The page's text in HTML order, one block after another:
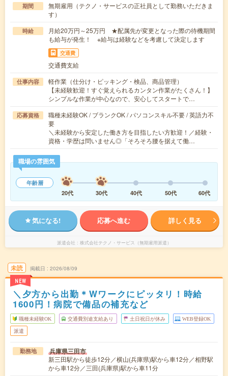
期間
無期雇用（テクノ・サービスの正社員として勤務いただきま
す）
時給
月給20万円～25万円 ★配属先が変更となった際の待機期間
も給与が発生！ ※給与は経験などを考慮して決定します
交通費
交通費支給
仕事内容
軽作業（仕分け・ピッキング・検品、商品管理）
【未経験歓迎！すぐ覚えられるカンタン作業がたくさん！】
シンプルな作業が中心なので、安心してスタートで…
応募資格
職種未経験OK / ブランクOK / パソコンスキル不要 / 英語力不
要
＼未経験から安定した働き方を目指したい方歓迎！／経験・
資格・学歴は問いません◎「そろそろ腰を据えて働…
職場の雰囲気
年齢層
20代
30代 40代 50代 60代
気になる! 応募へ進む 詳しく見る
派遣会社 株式会社テクノ・サービス（無期雇用派遣）
未読
NEW
掲載日 2026/08/09
＼夕方から出勤＊Wワークにピッタリ！時給
1600円！病院で備品の補充など
職種未経験OK 交通費別途支給あり 土日祝日が休み WEB登録OK
派遣
勤務地 兵庫県三田市
新三田駅から徒歩12分／横山(兵庫県)駅から車12分／相野駅
から車12分／三田(兵庫県)駅から車11分